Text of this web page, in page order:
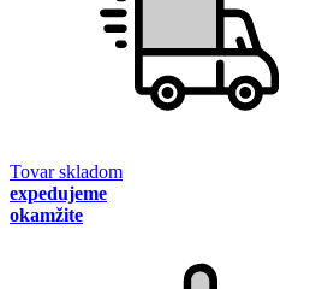
Tovar skladom
expedujeme
okamžite